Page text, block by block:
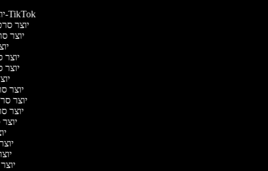
יוצר סרטונים ל-TikTok
יוצר
יוצר
יוצר
יוצר
יוצר
יוצר
יוצר